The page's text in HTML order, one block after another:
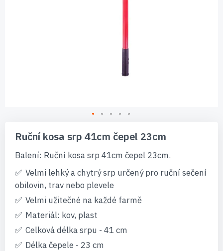
začátek
galerie
obrázky
Ruční kosa srp 41cm čepel 23cm
Balení: Ruční kosa srp 41cm čepel 23cm.
Velmi lehký a chytrý srp určený pro ruční sečení
obilovin, trav nebo plevele
Velmi užitečné na každé farmě
Materiál: kov, plast
Celková délka srpu - 41 cm
Délka čepele - 23 cm